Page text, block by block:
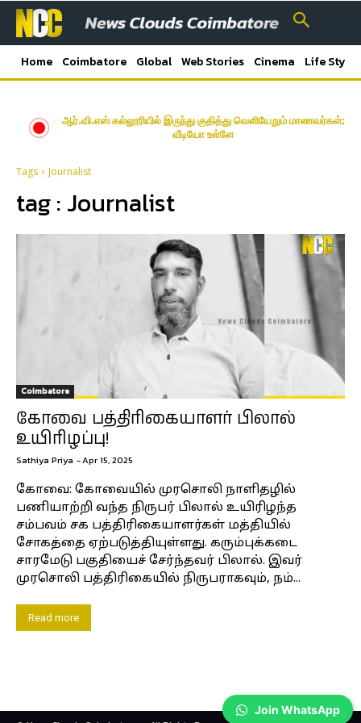
Home Coimbatore Global Web Stories Cinema Life Style
Latest News Coimbatore | கோயம்புத்தூர் மாவட்ட செய்திகள்
ஆர்.வி.எஸ் கல்லூரியில் இருந்து குதித்து வெளியேறும் மாணவர்கள்;
வீடியோ உள்ளே
Tags Journalist
tag : Journalist
Coimbatore
கோவை பத்திரிகையாளர் பிலால்
உயிரிழப்பு!
Sathiya Priya -Apr 15, 2025
கோவை: கோவையில் முரசொலி நாளிதழில்
பணியாற்றி வந்த நிருபர் பிலால் உயிரிழந்த
சம்பவம் சக பத்திரிகையாளர்கள் மத்தியில்
சோகத்தை ஏற்படுத்தியுள்ளது. கரும்புக்கடை
சாரமேடு பகுதியைச் சேர்ந்தவர் பிலால். இவர்
முரசொலி பத்திரிகையில் நிருபராகவும், நம்...
Read more
Join WhatsApp